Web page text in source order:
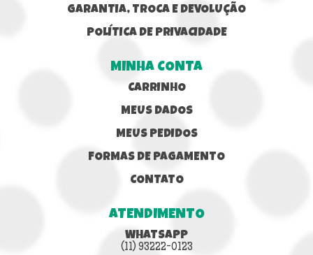
GARANTIA, TROCA E DEVOLUÇÃO
POLÍTICA DE PRIVACIDADE
MINHA CONTA
CARRINHO
MEUS DADOS
MEUS PEDIDOS
FORMAS DE PAGAMENTO
CONTATO
ATENDIMENTO
WHATSAPP
(11) 93222-0123